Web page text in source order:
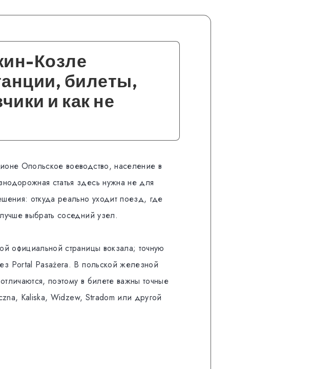
Козле
билеты,
и как не
Опольское воеводство, население в
статья здесь нужна не для
откуда реально уходит поезд, где
выбрать соседний узел.
официальной страницы вокзала; точную
Portal Pasażera. В польской железной
поэтому в билете важны точные
Kaliska, Widzew, Stradom или другой